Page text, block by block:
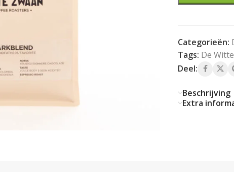
Categorieën:
Tags: De
Deel:
Beschrijving
Extra